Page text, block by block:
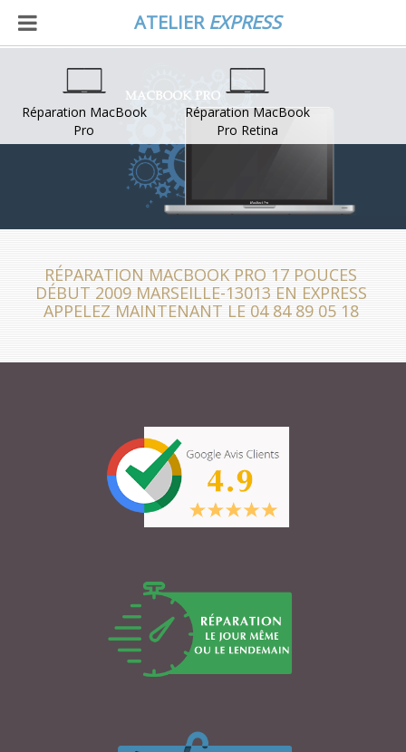
ATELIER EXPRESS
Réparation MacBook
Pro
Réparation MacBook
Pro Retina
RÉPARATION MACBOOK PRO 17 POUCES
DÉBUT 2009 MARSEILLE-13013 EN EXPRESS
APPELEZ MAINTENANT LE 04 84 89 05 18